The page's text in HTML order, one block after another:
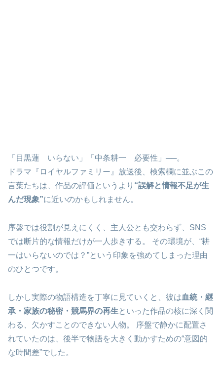
「目黒蓮 いらない」「中条耕一 必要性」──。
ドラマ『ロイヤルファミリー』放送後、検索欄に並ぶこの
言葉たちは、作品の評価というより “誤解と情報不足が生
んだ現象”に近いのかもしれません。
序盤では役割が見えにくく、主人公とも交わらず、SNS
では断片的な情報だけが一人歩きする。 その環境が、“耕
一はいらないのでは？”という印象を強めてしまった理由
のひとつです。
しかし実際の物語構造を丁寧に見ていくと、彼は血統・継
承・家族の秘密・競馬界の再生 といった作品の核に深く関
わる、欠かすことのできない人物。 序盤で静かに配置さ
れていたのは、後半で物語を大きく動かすための“意図的
な時間差”でした。